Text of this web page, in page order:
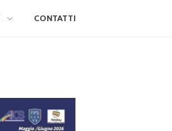
CONTATTI